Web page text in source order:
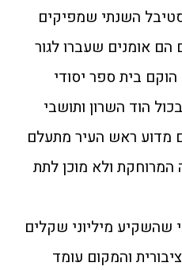
השנתי שמפיקים
אומנים שעברו לגור
בית ספר יסודי
הוד השרון ותושבי
מדוע ראש העיר מתעלם
ולא מוכן לתת
שהשקיע מיליוני שקלים
והמקום עומד